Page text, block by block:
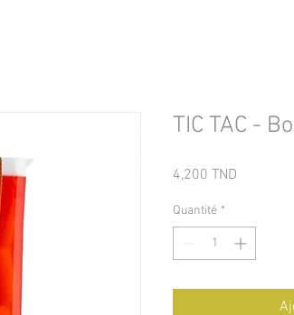
TIC TAC -
4,200 TND
Quantité *